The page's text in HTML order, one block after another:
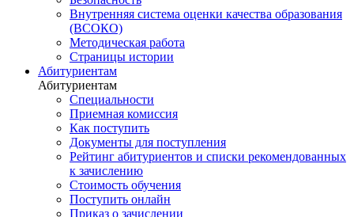
Внутренняя система оценки качества образования
(ВСОКО)
Методическая работа
Страницы истории
Абитуриентам
Абитуриентам
Специальности
Приемная комиссия
Как поступить
Документы для поступления
Рейтинг абитуриентов и списки рекомендованных
к зачислению
Стоимость обучения
Поступить онлайн
Приказ о зачислении